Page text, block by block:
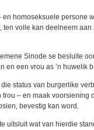
homoseksuele persone
volle kan deelneem
Sinode se besluite
en een vrou as ’n huwelik
status van burgerlike
– en maak voorsiening
bevestig kan word.
uitsluit wat van hierdie